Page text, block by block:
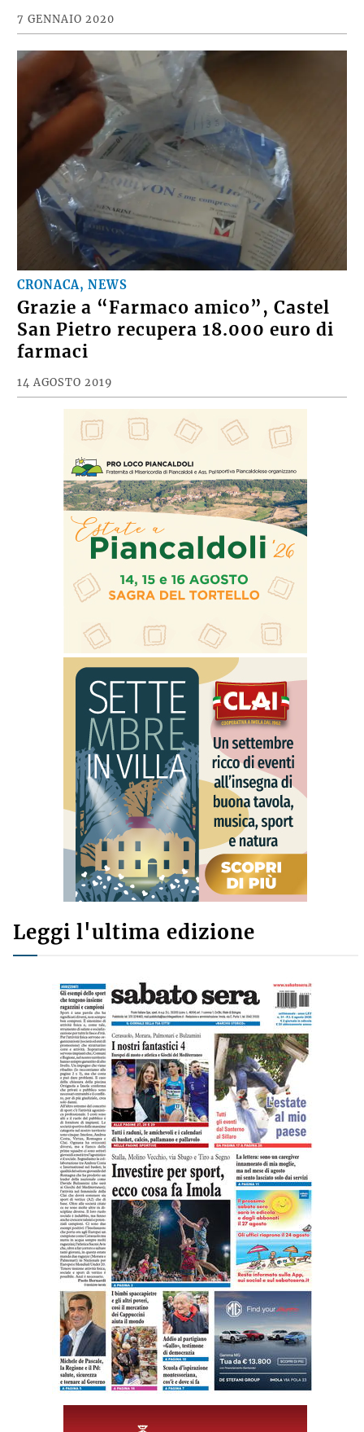
7 GENNAIO 2020
CRONACA, NEWS
Grazie a “Farmaco amico”, Castel
San Pietro recupera 18.000 euro di
farmaci
14 AGOSTO 2019
Leggi l'ultima edizione